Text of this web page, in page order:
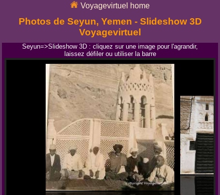
Voyagevirtuel home
Photos de Seyun, Yemen - Slideshow 3D
Voyagevirtuel
Seyun=>Slideshow 3D : cliquez sur une image pour l'agrandir,
laissez défiler ou utiliser la barre